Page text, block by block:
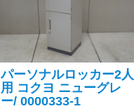
パーソナルロッカー2人
用 コクヨ ニューグレ
ー/ 0000333-1